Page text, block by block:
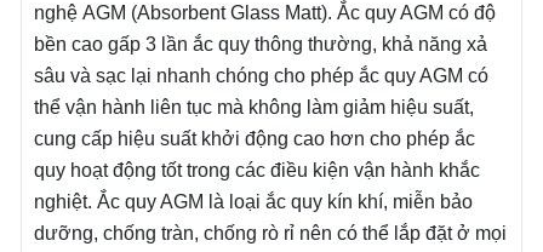
nghệ AGM (Absorbent Glass Matt). Ắc quy AGM có độ
bền cao gấp 3 lần ắc quy thông thường, khả năng xả
sâu và sạc lại nhanh chóng cho phép ắc quy AGM có
thể vận hành liên tục mà không làm giảm hiệu suất,
cung cấp hiệu suất khởi động cao hơn cho phép ắc
quy hoạt động tốt trong các điều kiện vận hành khắc
nghiệt. Ắc quy AGM là loại ắc quy kín khí, miễn bảo
dưỡng, chống tràn, chống rò rỉ nên có thể lắp đặt ở mọi